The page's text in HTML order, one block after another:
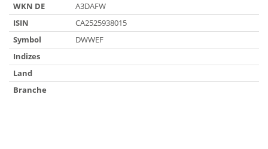
WKN DE
A3DAFW
ISIN
CA2525938015
Symbol
DWWEF
Indizes
Land
Branche